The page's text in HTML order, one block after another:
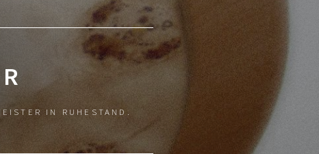
IN RUHESTAND.